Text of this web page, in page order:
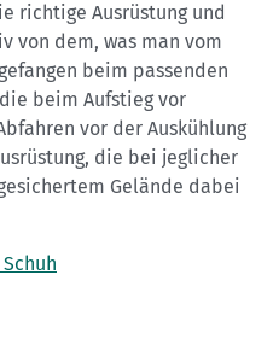
richtige Ausrüstung und
von dem, was man vom
beim passenden
beim Aufstieg vor
vor der Auskühlung
die bei jeglicher
Gelände dabei